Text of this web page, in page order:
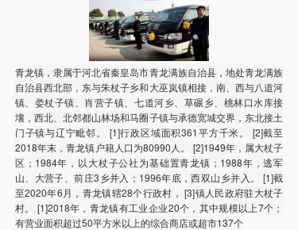
青龙镇，隶属于河北省秦皇岛市青龙满族自治县，地处青龙满族
自治县西北部，东与朱杖子乡和大巫岚镇相接，南、西与八道河
镇、娄杖子镇、肖营子镇、七道河乡、草碾乡、桃林口水库接
壤，西北、北邻都山林场和马圈子镇与承德宽城交界，东北接土
门子镇与辽宁毗邻。 [1]行政区域面积361平方千米。 [2]截至
2018年末，青龙镇户籍人口为80990人。 [2]1949年，属大杖子
区；1984年，以大杖子公社为基础置青龙镇；1988年，逃军
山、大营子、前庄3乡并入；1996年底，西双山乡并入。 [1]截
至2020年6月，青龙镇辖28个行政村， [3]镇人民政府驻大杖子
村。 [1]2018年，青龙镇有工业企业20个，其中规模以上7个；
有营业面积超过50平方米以上的综合商店或超市137个